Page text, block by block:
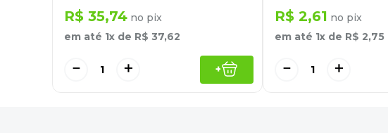
R$ 35,74 no pix
em até 1x de R$ 37,62
＋
－ +
R$ 2,61 no pix
em até 1x de R$ 2,75
＋
－